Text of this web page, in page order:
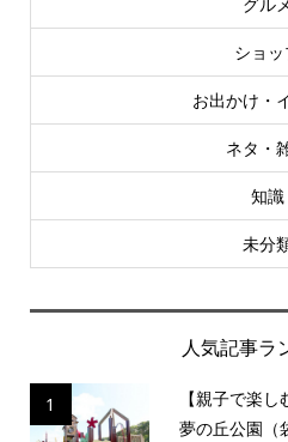
ショ
お出かけ・
ネタ・
知識
未分
人気記事ラ
1
【親子で楽
夢の丘公園（